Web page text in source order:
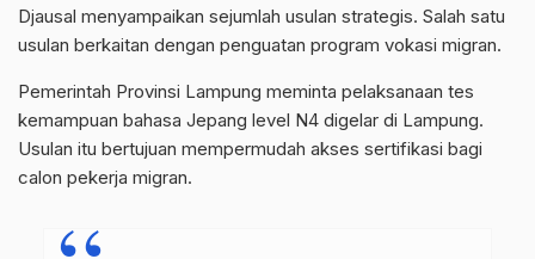
Djausal menyampaikan sejumlah usulan strategis. Salah satu
usulan berkaitan dengan penguatan program vokasi migran.
Pemerintah Provinsi Lampung meminta pelaksanaan tes
kemampuan bahasa Jepang level N4 digelar di Lampung.
Usulan itu bertujuan mempermudah akses sertifikasi bagi
calon pekerja migran.